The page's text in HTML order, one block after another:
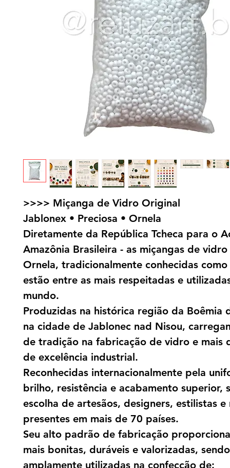
>>>> Miçanga de Vidro Original
Jablonex • Preciosa • Ornela
Diretamente da República Tcheca para o
Amazônia Brasileira - as miçangas de vidro
Ornela, tradicionalmente conhecidas
estão entre as mais respeitadas e
mundo.
Produzidas na histórica região da Boêmia
na cidade de Jablonec nad Nisou,
de tradição na fabricação de vidro e mais
de excelência industrial.
Reconhecidas internacionalmente pela
brilho, resistência e acabamento superior,
escolha de artesãos, designers, estilistas e
presentes em mais de 70 países.
Seu alto padrão de fabricação
mais bonitas, duráveis e valorizadas, sendo
amplamente utilizadas na confecção de: